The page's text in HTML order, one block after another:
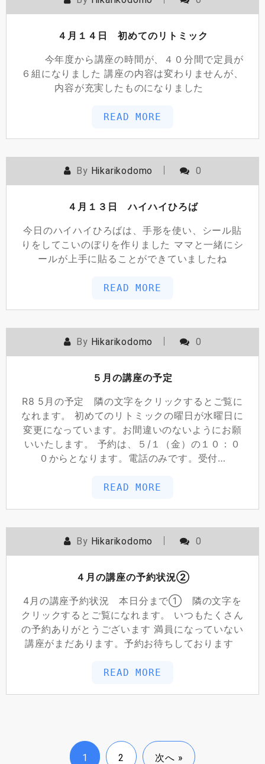
４月１４日 初めてのリトミック
今年度から講座の時間が、４０分間で定員が
６組になりました 講座の内容は変わりませんが、
内容が充実したものになりました
READ MORE
By Hikarikodomo 0
４月１３日 ハイハイひろば
今日のハイハイひろばは、手形を使い、シール貼
りをしてこいのぼりを作りました ママと一緒にシ
ールが上手に貼ることができていましたね
READ MORE
By Hikarikodomo 0
５月の講座の予定
R8 5月の予定 隣の文字をクリックするとご覧に
なれます。 初めてのリトミックの曜日が水曜日に
変更になっています。お間違いのないようにお願
いいたします。 予約は、５/１（金）の１０：０
０からとなります。電話のみです。受付…
READ MORE
By Hikarikodomo 0
４月の講座の予約状況②
4月の講座予約状況 本日分まで① 隣の文字を
クリックするとご覧になれます。 いつもたくさん
の予約ありがとうございます 満員になっていない
講座がまだあります。予約お待ちしております
READ MORE
1 2 次へ »